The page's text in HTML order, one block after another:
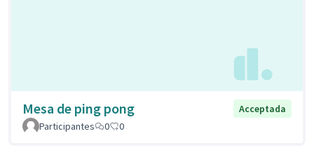
Mesa de ping pong
Acceptada
Participantes
0 0